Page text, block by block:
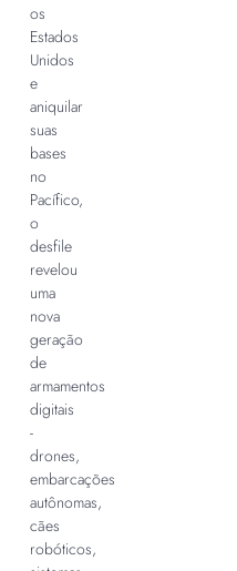
os
Estados
Unidos
e
aniquilar
suas
bases
no
Pacífico,
o
desfile
revelou
uma
nova
geração
de
armamentos
digitais
-
drones,
embarcações
autônomas,
cães
robóticos,